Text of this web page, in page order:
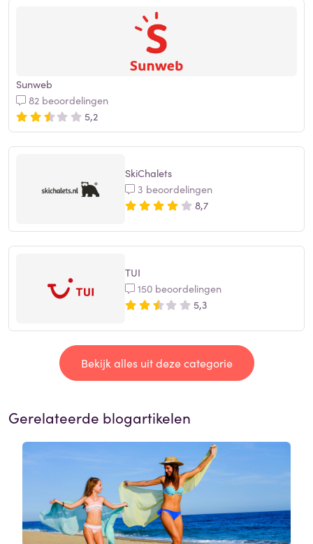
Sunweb
82 beoordelingen
5,2
SkiChalets
3 beoordelingen
8,7
TUI
150 beoordelingen
5,3
Bekijk alles uit deze categorie
Gerelateerde blogartikelen